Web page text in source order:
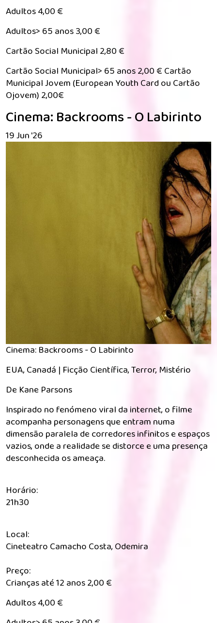
Adultos 4,00 €
Adultos> 65 anos 3,00 €
Cartão Social Municipal 2,80 €
Cartão Social Municipal> 65 anos 2,00 € Cartão
Municipal Jovem (European Youth Card ou Cartão
Ojovem) 2,00€
Cinema: Backrooms - O Labirinto
19 Jun '26
Cinema: Backrooms - O Labirinto
EUA, Canadá | Ficção Científica, Terror, Mistério
De Kane Parsons
Inspirado no fenómeno viral da internet, o filme
acompanha personagens que entram numa
dimensão paralela de corredores infinitos e espaços
vazios, onde a realidade se distorce e uma presença
desconhecida os ameaça.
Horário:
21h30
Local:
Cineteatro Camacho Costa, Odemira
Preço:
Crianças até 12 anos 2,00 €
Adultos 4,00 €